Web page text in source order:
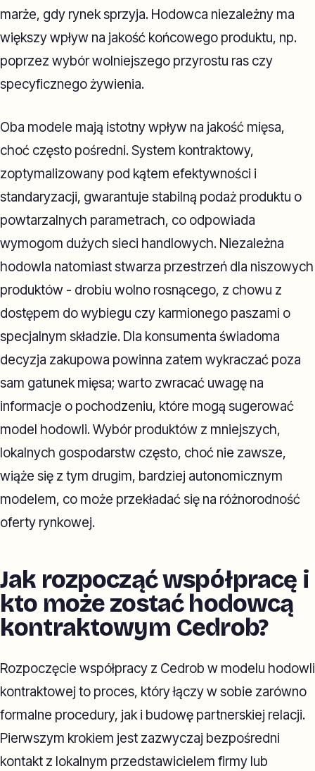
marże, gdy rynek sprzyja. Hodowca niezależny ma
większy wpływ na jakość końcowego produktu, np.
poprzez wybór wolniejszego przyrostu ras czy
specyficznego żywienia.
Oba modele mają istotny wpływ na jakość mięsa,
choć często pośredni. System kontraktowy,
zoptymalizowany pod kątem efektywności i
standaryzacji, gwarantuje stabilną podaż produktu o
powtarzalnych parametrach, co odpowiada
wymogom dużych sieci handlowych. Niezależna
hodowla natomiast stwarza przestrzeń dla niszowych
produktów - drobiu wolno rosnącego, z chowu z
dostępem do wybiegu czy karmionego paszami o
specjalnym składzie. Dla konsumenta świadoma
decyzja zakupowa powinna zatem wykraczać poza
sam gatunek mięsa; warto zwracać uwagę na
informacje o pochodzeniu, które mogą sugerować
model hodowli. Wybór produktów z mniejszych,
lokalnych gospodarstw często, choć nie zawsze,
wiąże się z tym drugim, bardziej autonomicznym
modelem, co może przekładać się na różnorodność
oferty rynkowej.
Jak rozpocząć współpracę i
kto może zostać hodowcą
kontraktowym Cedrob?
Rozpoczęcie współpracy z Cedrob w modelu hodowli
kontraktowej to proces, który łączy w sobie zarówno
formalne procedury, jak i budowę partnerskiej relacji.
Pierwszym krokiem jest zazwyczaj bezpośredni
kontakt z lokalnym przedstawicielem firmy lub